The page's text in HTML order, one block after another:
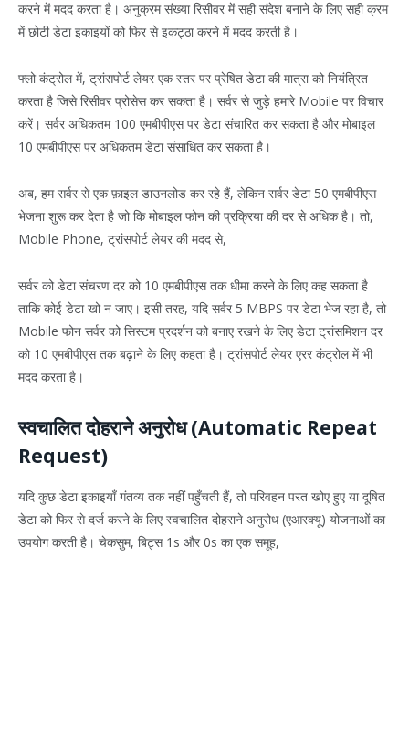
करने में मदद करता है। अनुक्रम संख्या रिसीवर में सही संदेश बनाने के लिए सही क्रम
में छोटी डेटा इकाइयों को फिर से इकट्ठा करने में मदद करती है।
फ्लो कंट्रोल में, ट्रांसपोर्ट लेयर एक स्तर पर प्रेषित डेटा की मात्रा को नियंत्रित
करता है जिसे रिसीवर प्रोसेस कर सकता है। सर्वर से जुड़े हमारे Mobile पर विचार
करें। सर्वर अधिकतम 100 एमबीपीएस पर डेटा संचारित कर सकता है और मोबाइल
10 एमबीपीएस पर अधिकतम डेटा संसाधित कर सकता है।
अब, हम सर्वर से एक फ़ाइल डाउनलोड कर रहे हैं, लेकिन सर्वर डेटा 50 एमबीपीएस
भेजना शुरू कर देता है जो कि मोबाइल फोन की प्रक्रिया की दर से अधिक है। तो,
Mobile Phone, ट्रांसपोर्ट लेयर की मदद से,
सर्वर को डेटा संचरण दर को 10 एमबीपीएस तक धीमा करने के लिए कह सकता है
ताकि कोई डेटा खो न जाए। इसी तरह, यदि सर्वर 5 MBPS पर डेटा भेज रहा है, तो
Mobile फोन सर्वर को सिस्टम प्रदर्शन को बनाए रखने के लिए डेटा ट्रांसमिशन दर
को 10 एमबीपीएस तक बढ़ाने के लिए कहता है। ट्रांसपोर्ट लेयर एरर कंट्रोल में भी
मदद करता है।
स्वचालित दोहराने अनुरोध (Automatic Repeat
Request)
यदि कुछ डेटा इकाइयाँ गंतव्य तक नहीं पहुँचती हैं, तो परिवहन परत खोए हुए या दूषित
डेटा को फिर से दर्ज करने के लिए स्वचालित दोहराने अनुरोध (एआरक्यू) योजनाओं का
उपयोग करती है। चेकसुम, बिट्स 1s और 0s का एक समूह,